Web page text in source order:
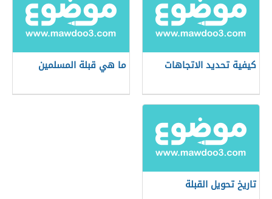
كيفية تحديد الاتجاهات ما هي قبلة المسلمين
تاريخ تحويل القبلة